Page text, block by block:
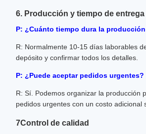
6. Producción y tiempo de entrega
P: ¿Cuánto tiempo dura la
R: Normalmente 10-15 días laborables
depósito y confirmar todos los detalles.
P: ¿Puede aceptar pedidos urgentes?
R: Sí. Podemos organizar la producción
pedidos urgentes con un costo adicional
7Control de calidad